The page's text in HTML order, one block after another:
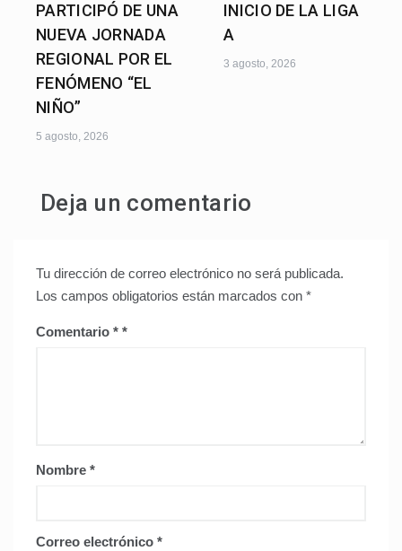
PARTICIPÓ DE UNA
NUEVA JORNADA
REGIONAL POR EL
FENÓMENO “EL
NIÑO”
5 agosto, 2026
INICIO DE LA LIGA
A
3 agosto, 2026
Deja un comentario
Tu dirección de correo electrónico no será publicada.
Los campos obligatorios están marcados con *
Comentario *
Nombre *
Correo electrónico *